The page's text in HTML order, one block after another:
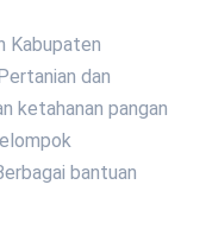
Kabupaten
dan
ketahanan pangan
bantuan